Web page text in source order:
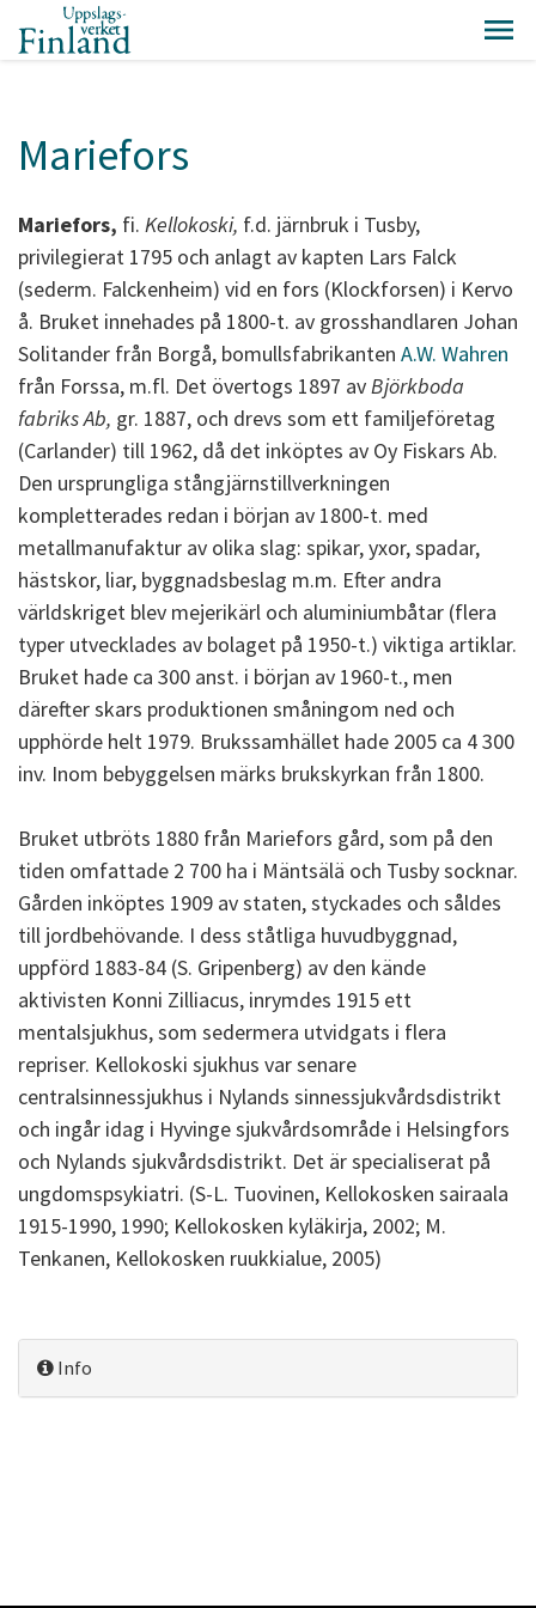
Mariefors
Mariefors, fi. Kellokoski, f.d. järnbruk i Tusby,
privilegierat 1795 och anlagt av kapten Lars Falck
(sederm. Falckenheim) vid en fors (Klockforsen) i Kervo
å. Bruket innehades på 1800-t. av grosshandlaren Johan
Solitander från Borgå, bomullsfabrikanten A.W. Wahren
från Forssa, m.fl. Det övertogs 1897 avBjörkboda
fabriks Ab, gr. 1887, och drevs som ett familjeföretag
(Carlander) till 1962, då det inköptes av Oy Fiskars Ab.
Den ursprungliga stångjärnstillverkningen
kompletterades redan i början av 1800-t. med
metallmanufaktur av olika slag: spikar, yxor, spadar,
hästskor, liar, byggnadsbeslag m.m. Efter andra
världskriget blev mejerikärl och aluminiumbåtar (flera
typer utvecklades av bolaget på 1950-t.) viktiga artiklar.
Bruket hade ca 300 anst. i början av 1960-t., men
därefter skars produktionen småningom ned och
upphörde helt 1979. Brukssamhället hade 2005 ca 4 300
inv. Inom bebyggelsen märks brukskyrkan från 1800.
Bruket utbröts 1880 från Mariefors gård, som på den
tiden omfattade 2 700 ha i Mäntsälä och Tusby socknar.
Gården inköptes 1909 av staten, styckades och såldes
till jordbehövande. I dess ståtliga huvudbyggnad,
uppförd 1883-84 (S. Gripenberg) av den kände
aktivisten Konni Zilliacus, inrymdes 1915 ett
mentalsjukhus, som sedermera utvidgats i flera
repriser. Kellokoski sjukhus var senare
centralsinnessjukhus i Nylands sinnessjukvårdsdistrikt
och ingår idag i Hyvinge sjukvårdsområde i Helsingfors
och Nylands sjukvårdsdistrikt. Det är specialiserat på
ungdomspsykiatri. (S-L. Tuovinen, Kellokosken sairaala
1915-1990, 1990; Kellokosken kyläkirja, 2002; M.
Tenkanen, Kellokosken ruukkialue, 2005)
Info